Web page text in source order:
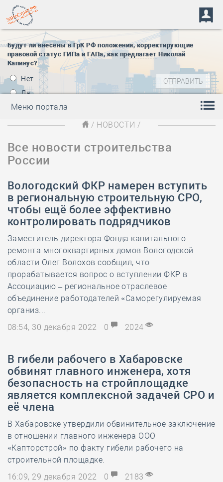
Будут ли внесены в ГрК РФ положения, корректирующие
правовой статус ГИПа и ГАПа, как предлагает Николай
Капинус?
Нет
Да
Меню портала
/ НОВОСТИ /
Все новости строительства
России
Вологодский ФКР намерен вступить
в региональную строительную СРО,
чтобы ещё более эффективно
контролировать подрядчиков
Заместитель директора Фонда капитального
ремонта многоквартирных домов Вологодской
области Олег Волохов сообщил, что
прорабатывается вопрос о вступлении ФКР в
Ассоциацию – региональное отраслевое
объединение работодателей «Саморегулируемая
организ...
08:54, 30 декабря 2022
0 2024
В гибели рабочего в Хабаровске
обвинят главного инженера, хотя
безопасность на стройплощадке
является комплексной задачей СРО и
её члена
В Хабаровске утвердили обвинительное заключение
в отношении главного инженера ООО
«Капторстрой» по факту гибели рабочего на
строительной площадке.
16:09, 29 декабря 2022
0 2183